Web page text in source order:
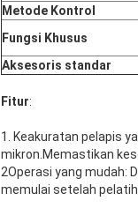
Metode Kontrol
Fungsi Khusus
Aksesoris standar
Fitur:
1. Keakuratan pelapis
mikron.Memastikan
2Operasi yang mudah:
memulai setelah